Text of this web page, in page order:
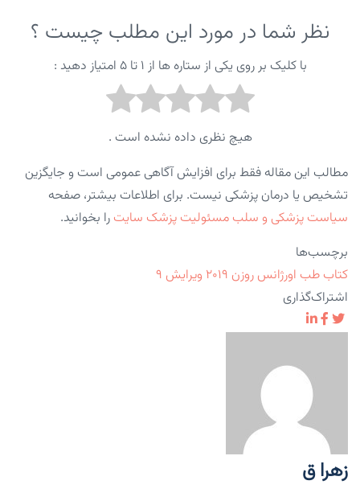
نظر شما در مورد این مطلب چیست ؟
با کلیک بر روی یکی از ستاره ها از ۱ تا ۵ امتیاز دهید :
هیچ نظری داده نشده است .
مطالب این مقاله فقط برای افزایش آگاهی عمومی است و جایگزین
تشخیص یا درمان پزشکی نیست. برای اطلاعات بیشتر، صفحه
سیاست پزشکی و سلب مسئولیت پزشک سایت را بخوانید.
برچسب‌ها
کتاب طب اورژانس روزن ۲۰۱۹ ویرایش ۹
اشتراک‌گذاری
زهرا ق